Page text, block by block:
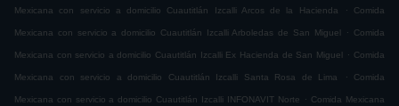
Mexicana con servicio a domicilio Cuautitlán Izcalli Arcos de la Hacienda . Comida
Mexicana con servicio a domicilio Cuautitlán Izcalli Arboledas de San Miguel . Comida
Mexicana con servicio a domicilio Cuautitlán Izcalli Ex Hacienda de San Miguel . Comida
Mexicana con servicio a domicilio Cuautitlán Izcalli Santa Rosa de Lima . Comida
Mexicana con servicio a domicilio Cuautitlán Izcalli INFONAVIT Norte . Comida Mexicana